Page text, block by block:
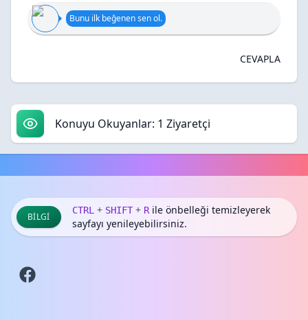
Bunu ilk beğenen sen ol.
CEVAPLA
Konuyu Okuyanlar: 1 Ziyaretçi
BILGI
CTRL + SHIFT + Rile önbelleği temizleyerek
sayfayı yenileyebilirsiniz.